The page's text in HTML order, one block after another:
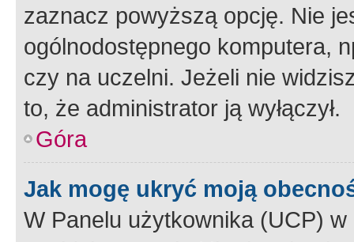
zaznacz powyższą opcję. Nie
ogólnodostępnego komputera,
czy na uczelni. Jeżeli nie
to, że administrator ją wyłączył.
Góra
Jak mogę ukryć moją
W Panelu użytkownika (UCP) w